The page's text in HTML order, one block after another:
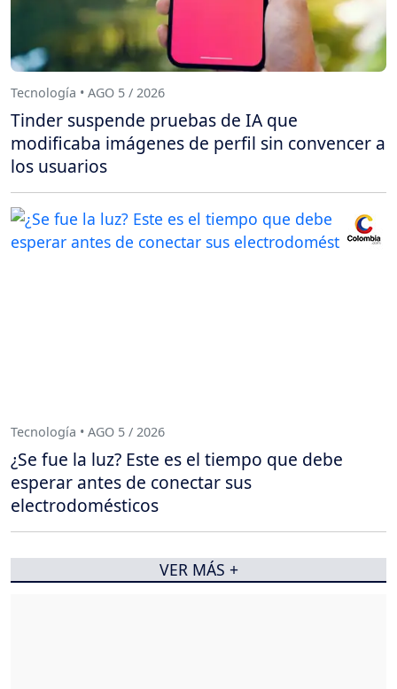
Tecnología • AGO 5 / 2026
Tinder suspende pruebas de IA que
modificaba imágenes de perfil sin convencer a
los usuarios
Tecnología • AGO 5 / 2026
¿Se fue la luz? Este es el tiempo que debe
esperar antes de conectar sus
electrodomésticos
VER MÁS +